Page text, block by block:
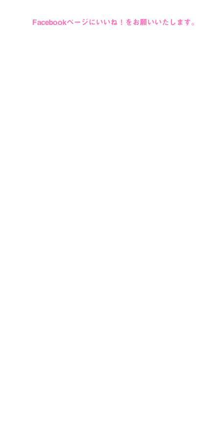
Facebookページにいいね！をお願いいたします。